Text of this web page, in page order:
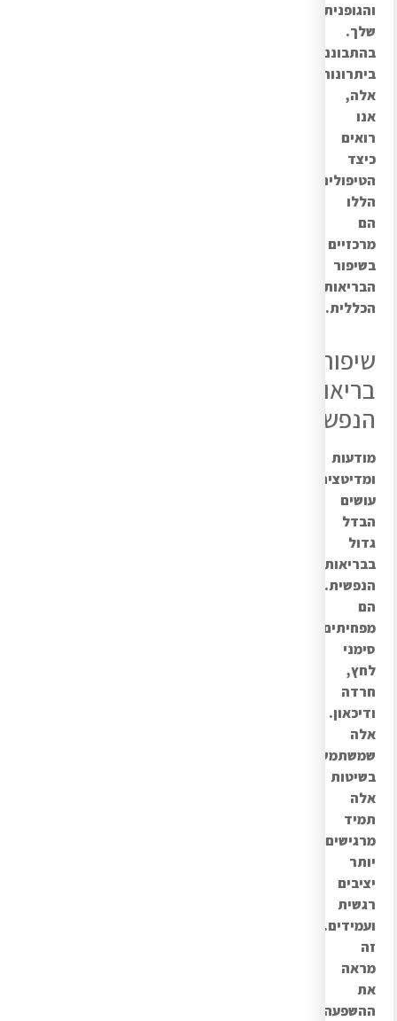
והגופנית
שלך.
בהתבוננות
ביתרונות
אלה,
אנו
רואים
כיצד
הטיפולים
הללו
הם
מרכזיים
בשיפור
הבריאות
הכללית.
שיפור
בריאות
הנפש
מודעות
ומדיטציה
עושים
הבדל
גדול
בבריאות
הנפשית.
הם
מפחיתים
סימני
לחץ,
חרדה
ודיכאון.
אלה
שמשתמשים
בשיטות
אלה
תמיד
מרגישים
יותר
יציבים
רגשית
ועמידים.
זה
מראה
את
ההשפעה